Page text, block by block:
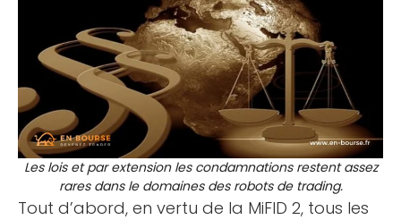
Les lois et par extension les condamnations restent assez
rares dans le domaines des robots de trading.
Tout d’abord, en vertu de la MiFID 2, tous les